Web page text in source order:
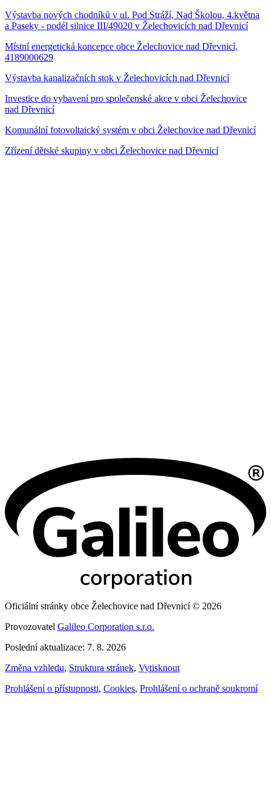
Výstavba nových chodníků v ul. Pod Stráží, Nad Školou, 4.května
a Paseky - podél silnice III/49020 v Želechovicích nad Dřevnicí
Místní energetická koncepce obce Želechovice nad Dřevnicí,
4189000629
Výstavba kanalizačních stok v Želechovicích nad Dřevnicí
Investice do vybavení pro společenské akce v obci Želechovice
nad Dřevnicí
Komunální fotovoltaický systém v obci Želechovice nad Dřevnicí
Zřízení dětské skupiny v obci Želechovice nad Dřevnicí
Oficiální stránky obce Želechovice nad Dřevnicí © 2026
Provozovatel Galileo Corporation s.r.o.
Poslední aktualizace: 7. 8. 2026
Změna vzhledu, Struktura stránek, Vytisknout
Prohlášení o přístupnosti, Cookies, Prohlášení o ochraně soukromí